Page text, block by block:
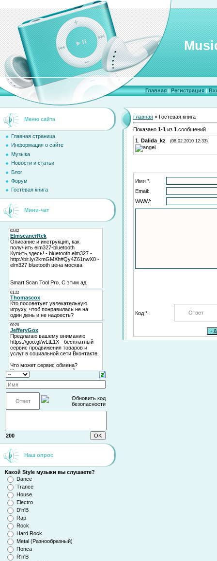
Главная|Регистрация|
Меню сайта
Главная страница
Информация о сайте
Музыка
Новости и статьи
Блог
Форум
Гостевая книга
Мини-чат
200
Наш опрос
Какой Style музыки вы слушаете?
Dance
Trance
House
Electro
D'n'B
Rap
Rock
Hard Rock
Metal (Разнообразный)
Попса
R'n'B
Главная » Гостевая книга
Показано 1-1 из 1 сообщений
1 Dalida_kz (08.02.2010 12:33)
Имя *:
Email:
WWW:
Код *: